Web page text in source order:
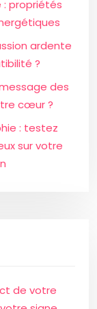
: propriétés
ardente
?
message des
cœur ?
: testez
sur votre
de votre